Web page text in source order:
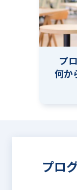
プ
何か
プロ